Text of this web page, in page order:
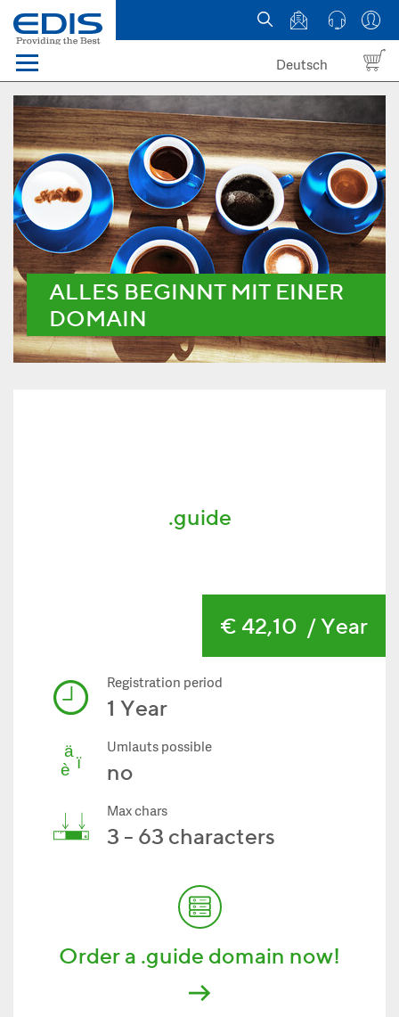
Menü
Domain names
Hosting
News
about EDIS
Deutsch
ALLES BEGINNT MIT EINER
DOMAIN
.guide
€ 42,10 / Year
Registration period
1 Year
Umlauts possible
no
Max chars
3 - 63 characters
Order a .guide domain now!